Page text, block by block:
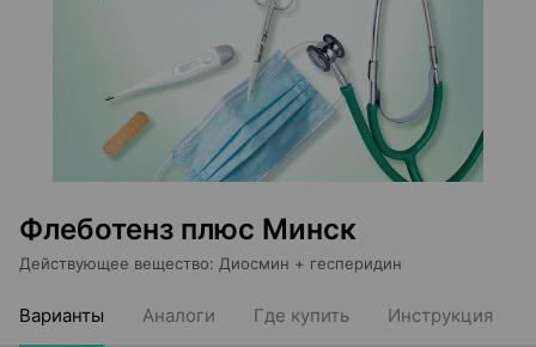
Флеботенз плюс Минск
Действующее вещество: Диосмин + гесперидин
Варианты Аналоги Где купить Инструкция